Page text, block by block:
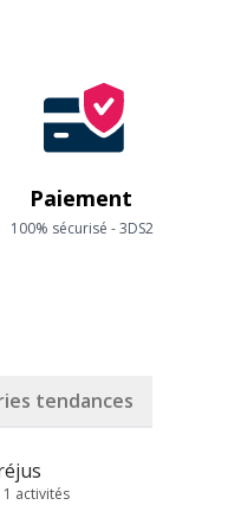
Paiement
100% sécurisé - 3DS2
tendances
activités